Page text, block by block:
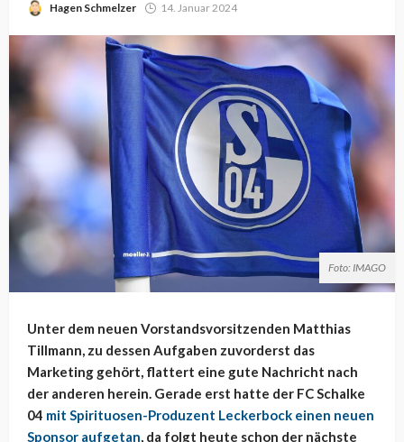
Hagen Schmelzer 14. Januar 2024
Foto: IMAGO
Unter dem neuen Vorstandsvorsitzenden Matthias
Tillmann, zu dessen Aufgaben zuvorderst das
Marketing gehört, flattert eine gute Nachricht nach
der anderen herein. Gerade erst hatte der FC Schalke
04 mit Spirituosen-Produzent Leckerbock einen neuen
Sponsor aufgetan, da folgt heute schon der nächste